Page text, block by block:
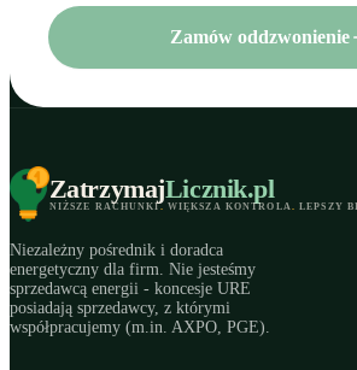
Zamów oddzwonienie
ZatrzymajLicznik.pl
NIŻSZE RACHUNKI. WIĘKSZA KONTROLA. LEPSZY
Niezależny pośrednik i doradca
energetyczny dla firm. Nie jesteśmy
sprzedawcą energii - koncesje URE
posiadają sprzedawcy, z którymi
współpracujemy (m.in. AXPO, PGE).